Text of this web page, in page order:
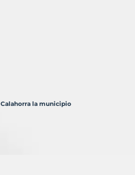
Calahorra la municipio